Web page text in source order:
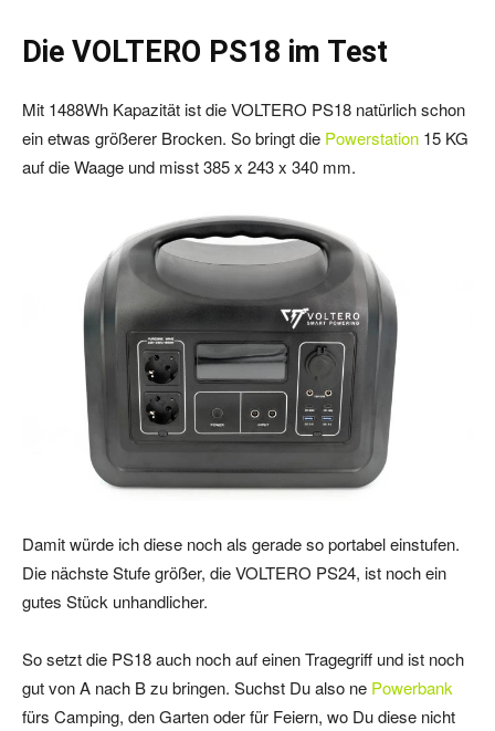
Die VOLTERO PS18 im Test
Mit 1488Wh Kapazität ist die VOLTERO PS18 natürlich schon
ein etwas größerer Brocken. So bringt die Powerstation 15 KG
auf die Waage und misst 385 x 243 x 340 mm.
Damit würde ich diese noch als gerade so portabel einstufen.
Die nächste Stufe größer, die VOLTERO PS24, ist noch ein
gutes Stück unhandlicher.
So setzt die PS18 auch noch auf einen Tragegriff und ist noch
gut von A nach B zu bringen. Suchst Du also ne Powerbank
fürs Camping, den Garten oder für Feiern, wo Du diese nicht